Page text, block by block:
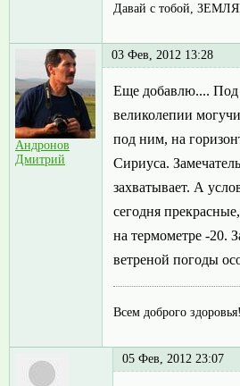
Давай с тобой,
Андронов
Дмитрий
03 Фев, 2012 13:28
Еще добавлю....
великолепии
под ним, на
Сириуса.
захватывает. А
сегодня
на термометре -20.
ветреной погоды
Всем доброго здоровья!
05 Фев, 2012 23:07